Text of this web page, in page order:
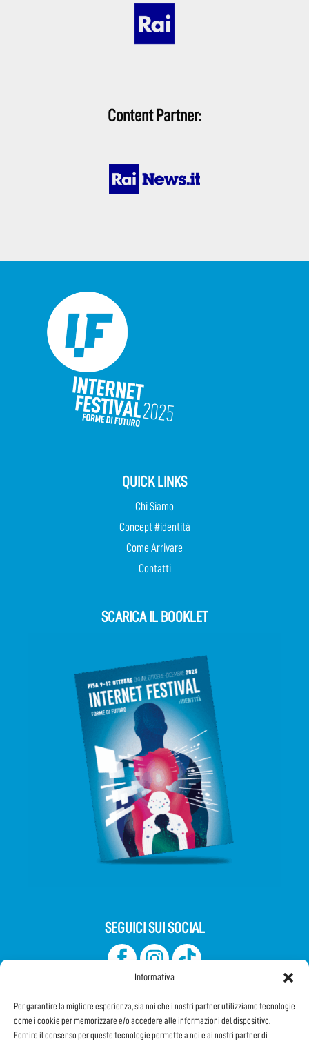
Informativa
Per garantire la migliore esperienza, sia noi che i nostri partner utilizziamo tecnologie
come i cookie per memorizzare e/o accedere alle informazioni del dispositivo.
Fornire il consenso per queste tecnologie permette a noi e ai nostri partner di
Content Partner:
QUICK LINKS
Chi Siamo
Concept #identità
Come Arrivare
Contatti
SCARICA IL BOOKLET
SEGUICI SUI SOCIAL